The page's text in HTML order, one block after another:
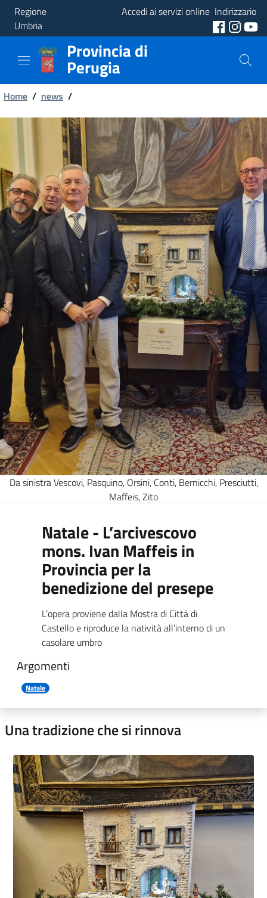
Regione
Umbria
Accedi ai servizi online Indirizzario
Provincia
Aree
Tematiche
Servizi
Provincia di
Perugia
Briciole
di
pane
Home / news /
Da sinistra Vescovi, Pasquino, Orsini, Conti, Bernicchi, Presciutti,
Maffeis, Zito
Natale - L’arcivescovo
mons. Ivan Maffeis in
Provincia per la
benedizione del presepe
L’opera proviene dalla Mostra di Città di
Castello e riproduce la natività all’interno di un
casolare umbro
Argomenti
Natale
Una tradizione che si rinnova